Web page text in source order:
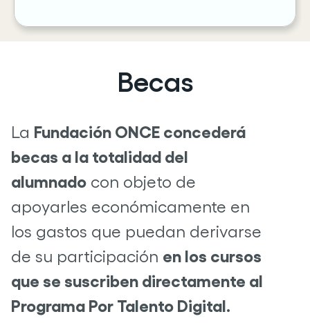
Becas
La Fundación ONCE concederá
becas a la totalidad del
alumnado con objeto de
apoyarles económicamente en
los gastos que puedan derivarse
de su participación en los cursos
que se suscriben directamente al
Programa Por Talento Digital.